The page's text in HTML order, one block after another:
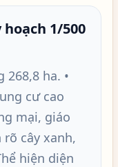
1/500
268,8 ha. •
cư cao
mại, giáo
rõ cây xanh,
hiện diện